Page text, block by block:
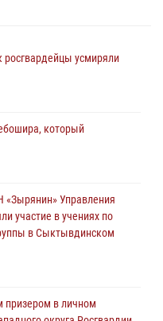
усмиряли
который
Управления
участие в учениях по
в Сыктывдинском
призером в личном